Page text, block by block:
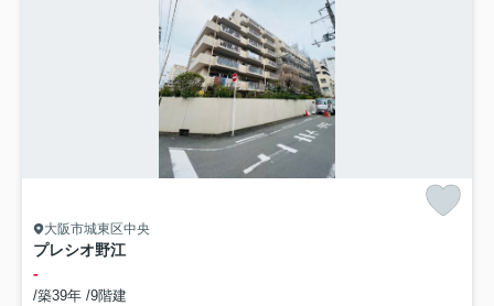
大阪市城東区中央
プレシオ野江
-
/築39年 /9階建